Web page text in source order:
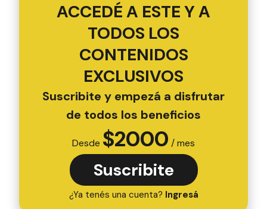
ACCEDÉ A ESTE Y A
TODOS LOS
CONTENIDOS
EXCLUSIVOS
Suscribite y empezá a disfrutar
de todos los beneficios
Desde $2000 / mes
Suscribite
¿Ya tenés una cuenta? Ingresá